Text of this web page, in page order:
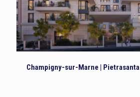
Champigny-sur-Marne | Pietrasanta